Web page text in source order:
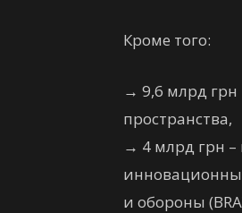
Кроме того:
→ 9,6 млрд
пространства,
→ 4 млрд грн
и обороны